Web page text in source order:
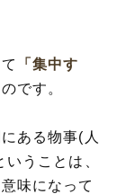
「集中す
です。
ある物事(人
うことは、
味になって